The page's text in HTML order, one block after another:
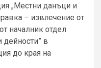
„Местни данъци и
– извлечение от
началник отдел
дейности” в
до края на